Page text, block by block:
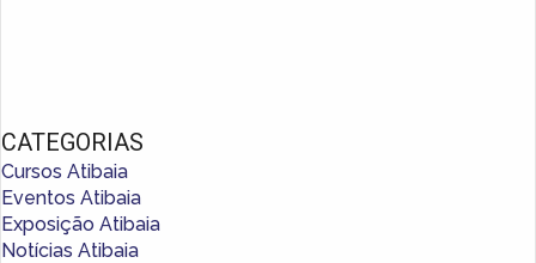
CATEGORIAS
Cursos Atibaia
Eventos Atibaia
Exposição Atibaia
Notícias Atibaia